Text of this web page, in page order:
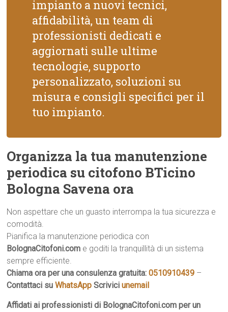
impianto a nuovi tecnici,
affidabilità, un team di
professionisti dedicati e
aggiornati sulle ultime
tecnologie, supporto
personalizzato, soluzioni su
misura e consigli specifici per il
tuo impianto.
Organizza la tua manutenzione
periodica su citofono BTicino
Bologna Savena ora
Non aspettare che un guasto interrompa la tua sicurezza e
comodità.
Pianifica la manutenzione periodica con
BolognaCitofoni.com e goditi la tranquillità di un sistema
sempre efficiente.
Chiama ora per una consulenza gratuita:0510910439 –
Contattaci suWhatsApp Scriviciunemail
Affidati ai professionisti di BolognaCitofoni.com per un